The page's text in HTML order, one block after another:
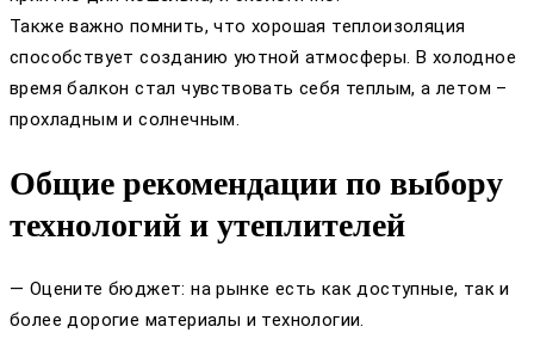
Также важно помнить, что хорошая теплоизоляция
способствует созданию уютной атмосферы. В холодное
время балкон стал чувствовать себя теплым, а летом –
прохладным и солнечным.
Общие рекомендации по выбору
технологий и утеплителей
— Оцените бюджет: на рынке есть как доступные, так и
более дорогие материалы и технологии.